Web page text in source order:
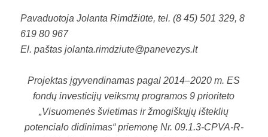
Pavaduotoja Jolanta Rimdžiūtė, tel. (8 45) 501 329, 8
619 80 967
El. paštas jolanta.rimdziute@panevezys.lt
Projektas įgyvendinamas pagal 2014–2020 m. ES
fondų investicijų veiksmų programos 9 prioriteto
„Visuomenės švietimas ir žmogiškųjų išteklių
potencialo didinimas“ priemonę Nr. 09.1.3-CPVA-R-